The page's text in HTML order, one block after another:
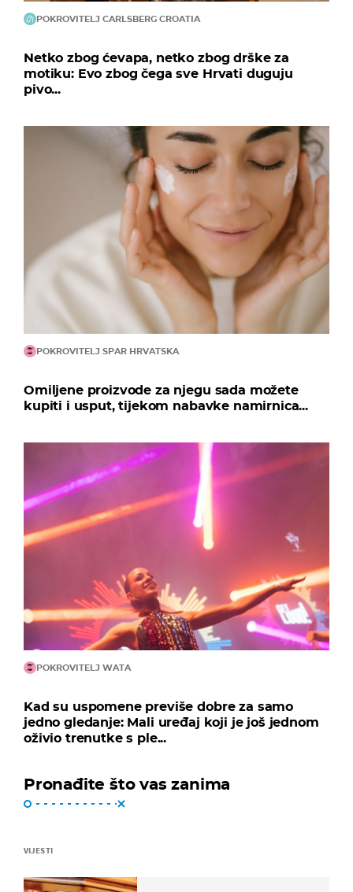
POKROVITELJ CARLSBERG CROATIA
Netko zbog ćevapa, netko zbog drške za
motiku: Evo zbog čega sve Hrvati duguju
pivo...
POKROVITELJ SPAR HRVATSKA
Omiljene proizvode za njegu sada možete
kupiti i usput, tijekom nabavke namirnica...
POKROVITELJ WATA
Kad su uspomene previše dobre za samo
jedno gledanje: Mali uređaj koji je još jednom
oživio trenutke s ple...
Pronađite što vas zanima
VIJESTI